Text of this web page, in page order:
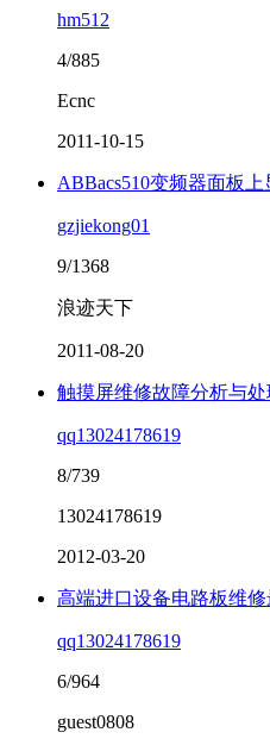
hm512
4/885
Ecnc
2011-10-15
ABBacs510变频器面板
gzjiekong01
9/1368
浪迹天下
2011-08-20
触摸屏维修故障分析与处
qq13024178619
8/739
13024178619
2012-03-20
高端进口设备电路板维
qq13024178619
6/964
guest0808